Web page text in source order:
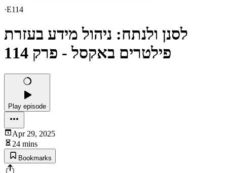
·E114
לסנן ולנתח: ניהול מידע בעזרת
פילטרים באקסל - פרק 114
Play episode
Apr 29, 2025
24 mins
Bookmarks